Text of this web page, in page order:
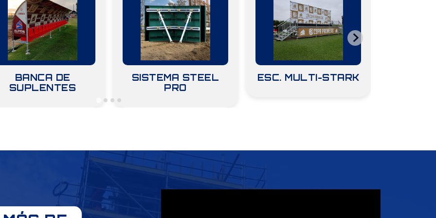
BANCA DE
SUPLENTES
SISTEMA STEEL
PRO
ESC. MULTI-STARK